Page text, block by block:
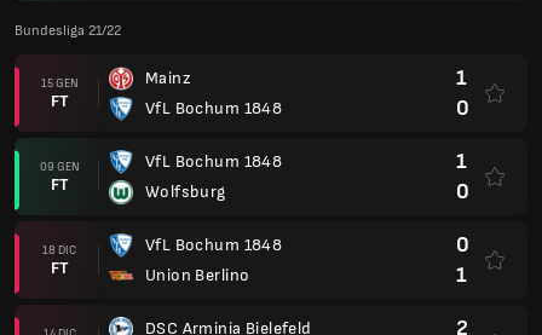
Bundesliga 21/22
15 GEN
FT
Mainz
VfL Bochum 1848
1
0
09 GEN
FT
VfL Bochum 1848
Wolfsburg
1
0
18 DIC
FT
VfL Bochum 1848
Union Berlino
0
1
DSC Arminia Bielefeld 2